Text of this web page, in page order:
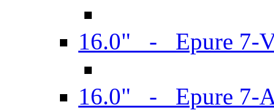
16.0" - Epure 7-
16.0" - Epure 7-